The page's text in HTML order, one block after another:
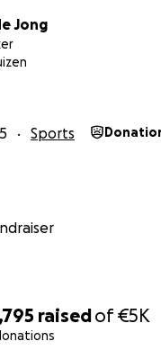
raisedof€5K
Jong
Sports